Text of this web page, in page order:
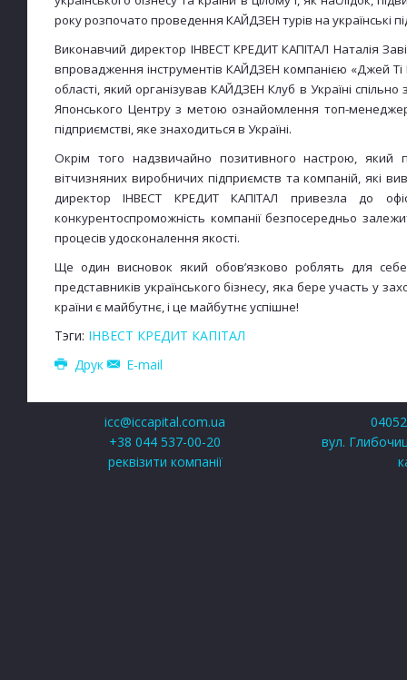
року розпочато проведення КАЙДЗЕН турів на українські
Виконавчий директор ІНВЕСТ КРЕДИТ КАПІТАЛ Наталія
впровадження інструментів КАЙДЗЕН компанією «Джей Ті
області, який організував КАЙДЗЕН Клуб в Україні
Японського Центру з метою ознайомлення топ-
підприємстві, яке знаходиться в Україні.
Окрім того надзвичайно позитивного настрою, який
вітчизняних виробничих підприємств та компаній, які
директор ІНВЕСТ КРЕДИТ КАПІТАЛ привезла до
конкурентоспроможність компанії безпосередньо
процесів удосконалення якості.
Ще один висновок який обов’язково роблять для
представників українського бізнесу, яка бере участь у
країни є майбутнє, і це майбутнє успішне!
Тэги: ІНВЕСТ КРЕДИТ КАПІТАЛ
Друк
E-mail
icc@iccapital.com.ua
+38 044 537-00-20
реквізити компанії
вул.